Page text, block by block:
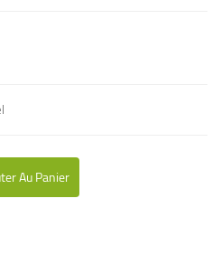
Au Panier